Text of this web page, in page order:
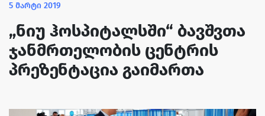
5 მარტი 2019
„ნიუ ჰოსპიტალსში“ ბავშვთა
ჯანმრთელობის ცენტრის
პრეზენტაცია გაიმართა